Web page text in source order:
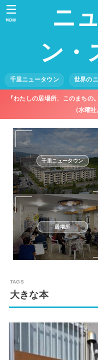
ニ
ン・
千里ニュータウン 世界の
MENU
『わたしの居場所、このまちの
（水曜
千里ニュータウン
居場所
大きな本